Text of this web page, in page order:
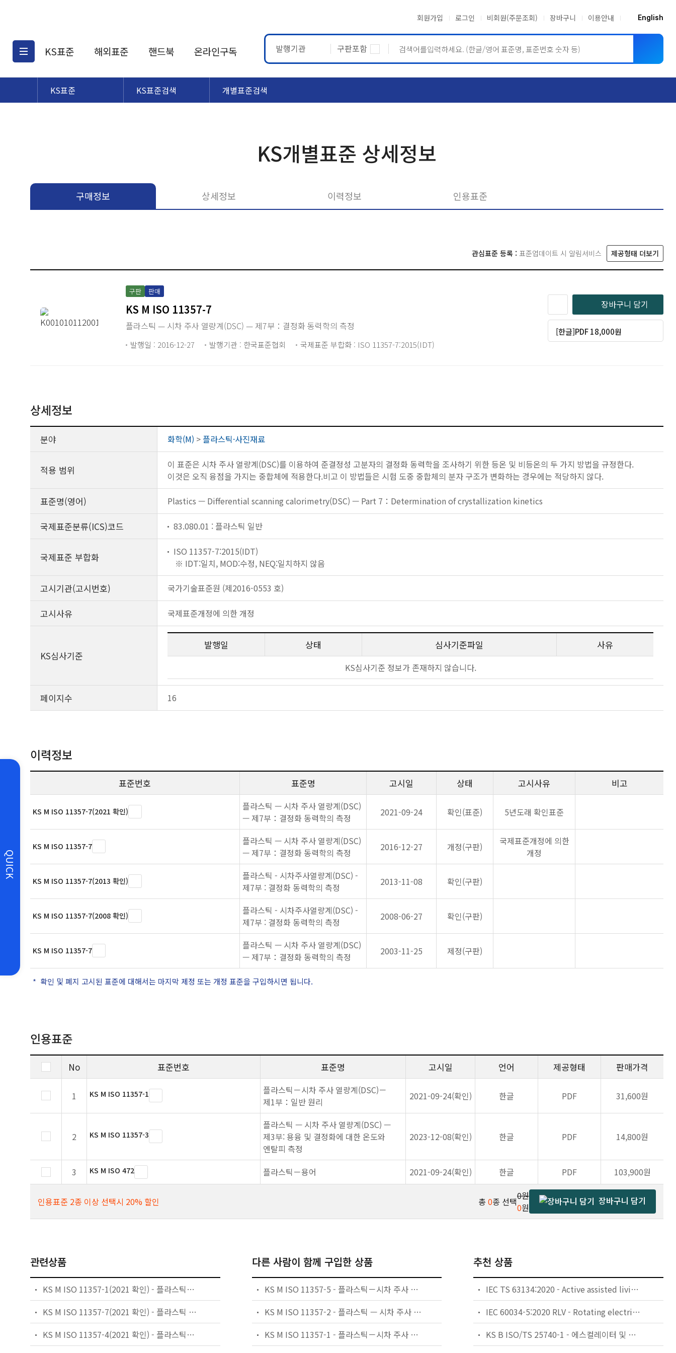
회원가입 로그인 비회원(주문조회) 장바구니 이용안내 English
KS표준
KS표준검색
해외표준
해외표준검색
핸드북 온라인구독 발행기관 구판포함
QUICK
KS표준 KS표준검색 개별표준검색
KS개별표준 상세정보
구매정보 상세정보 이력정보 인용표준
관심표준 등록 : 표준업데이트 시 알림서비스 제공형태 더보기
구판 판매
KS M ISO 11357-7
플라스틱 — 시차 주사 열량계(DSC) — 제7부：결정화 동력학의 측정
발행일 : 2016-12-27 발행기관 : 한국표준협회 국제표준 부합화 : ISO 11357-7:2015(IDT)
장바구니 담기
[한글]PDF 18,000원
상세정보
분야 화학(M) > 플라스틱·사진재료
적용 범위
이 표준은 시차 주사 열량계(DSC)를 이용하여 준결정성 고분자의 결정화 동력학을 조사하기 위한 등온 및 비등온의 두 가지 방법을 규정한다.
이것은 오직 융점을 가지는 중합체에 적용한다.비고 이 방법들은 시험 도중 중합체의 분자 구조가 변화하는 경우에는 적당하지 않다.
표준명(영어) Plastics — Differential scanning calorimetry(DSC) — Part 7：Determination of crystallization kinetics
국제표준분류(ICS)코드 83.080.01 : 플라스틱 일반
국제표준 부합화
ISO 11357-7:2015(IDT)
※ IDT:일치, MOD:수정, NEQ:일치하지 않음
고시기관(고시번호) 국가기술표준원 (제2016-0553 호)
고시사유 국제표준개정에 의한 개정
KS심사기준
발행일 상태 심사기준파일 사유
KS심사기준 정보가 존재하지 않습니다.
페이지수 16
이력정보
표준번호 표준명 고시일 상태 고시사유 비고
KS M ISO 11357-7(2021 확인)
플라스틱 — 시차 주사 열량계(DSC)
— 제7부：결정화 동력학의 측정
2021-09-24 확인(표준) 5년도래 확인표준
KS M ISO 11357-7
플라스틱 — 시차 주사 열량계(DSC)
— 제7부：결정화 동력학의 측정
2016-12-27 개정(구판)
국제표준개정에 의한
개정
KS M ISO 11357-7(2013 확인)
플라스틱 - 시차주사열량계(DSC) -
제7부 : 결정화 동력학의 측정
2013-11-08 확인(구판)
KS M ISO 11357-7(2008 확인)
플라스틱 - 시차주사열량계(DSC) -
제7부 : 결정화 동력학의 측정
2008-06-27 확인(구판)
KS M ISO 11357-7
플라스틱 — 시차 주사 열량계(DSC)
— 제7부：결정화 동력학의 측정
2003-11-25 제정(구판)
확인 및 폐지 고시된 표준에 대해서는 마지막 제정 또는 개정 표준을 구입하시면 됩니다.
인용표준
No 표준번호 표준명 고시일 언어 제공형태 판매가격
1 KS M ISO 11357-1
플라스틱－시차 주사 열량계(DSC)－
제1부：일반 원리
2021-09-24(확인) 한글 PDF 31,600원
2 KS M ISO 11357-3
플라스틱 — 시차 주사 열량계(DSC) —
제3부: 용융 및 결정화에 대한 온도와
엔탈피 측정
2023-12-08(확인) 한글 PDF 14,800원
3 KS M ISO 472 플라스틱－용어 2021-09-24(확인) 한글 PDF 103,900원
인용표준 2종 이상 선택시 20% 할인 총 0종 선택0원
0원
장바구니 담기
관련상품
KS M ISO 11357-1(2021 확인) - 플라스틱－시차 주사 열량계(DSC)－제1부：일반 원리
KS M ISO 11357-7(2021 확인) - 플라스틱 — 시차 주사 열량계(DSC) — 제7부：결정화 동력학의 측정
KS M ISO 11357-4(2021 확인) - 플라스틱－시차 주사 열분석기(DSC)－제4부：비열 용량 측정
다른 사람이 함께 구입한 상품
KS M ISO 11357-5 - 플라스틱－시차 주사 열량계(DSC)－제5부：반응곡선의 특성 온도와 특성 시간,반응 엔탈피 및 전환도의 측정
KS M ISO 11357-2 - 플라스틱 — 시차 주사 열량계(DSC) — 제2부：유리 전이 온도의 측정
KS M ISO 11357-1 - 플라스틱－시차 주사 열량계(DSC)－제1부：일반 원리
추천 상품
IEC TS 63134:2020 - Active assisted living (AAL) use cases
IEC 60034-5:2020 RLV - Rotating electrical machines - Part 5: Degrees of protection provided by the integral design of rotating electrical machines (IP code) - Classification
KS B ISO/TS 25740-1 - 에스컬레이터 및 무빙워크에 대한 안전요건 — 제1부: 세계공통 필수 안전요건(GESRs)